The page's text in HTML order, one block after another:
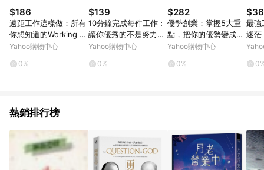
不符合回饋資格。 (7) 若上述或其他原因，致使消費者無接收到
點數回饋或點數回饋有爭議，台灣樂天市場保有更改條款與法律
追訴之權利，活動詳情以樂天市場網站公告為準。
$186
遠距工作這樣做：所有
你想知道的Working R
emotely效率方法都在
Yahoo購物中心
0%
$139
10分鐘完成每件工作︰
讓你優秀的不是努力，
而是方法[二手書_良好]
Yahoo購物中心
0%
$282
優勢創業：掌握5大重
點，把你的優勢變成一
門好生意[二手書_良好]
Yahoo購物中心
0%
最強
迷茫
熱銷排行榜